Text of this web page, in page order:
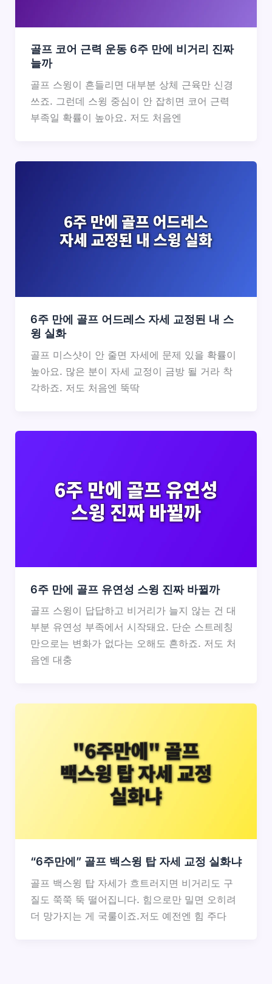
골프 코어 근력 운동 6주 만에 비거리 진짜
늘까
골프 스윙이 흔들리면 대부분 상체 근육만 신경
쓰죠. 그런데 스윙 중심이 안 잡히면 코어 근력
부족일 확률이 높아요. 저도 처음엔
6주 만에 골프 어드레스 자세 교정된 내 스
윙 실화
골프 미스샷이 안 줄면 자세에 문제 있을 확률이
높아요. 많은 분이 자세 교정이 금방 될 거라 착
각하죠. 저도 처음엔 뚝딱
6주 만에 골프 유연성 스윙 진짜 바뀔까
골프 스윙이 답답하고 비거리가 늘지 않는 건 대
부분 유연성 부족에서 시작돼요. 단순 스트레칭
만으로는 변화가 없다는 오해도 흔하죠. 저도 처
음엔 대충
“6주만에” 골프 백스윙 탑 자세 교정 실화냐
골프 백스윙 탑 자세가 흐트러지면 비거리도 구
질도 쭉쭉 뚝 떨어집니다. 힘으로만 밀면 오히려
더 망가지는 게 국룰이죠.저도 예전엔 힘 주다